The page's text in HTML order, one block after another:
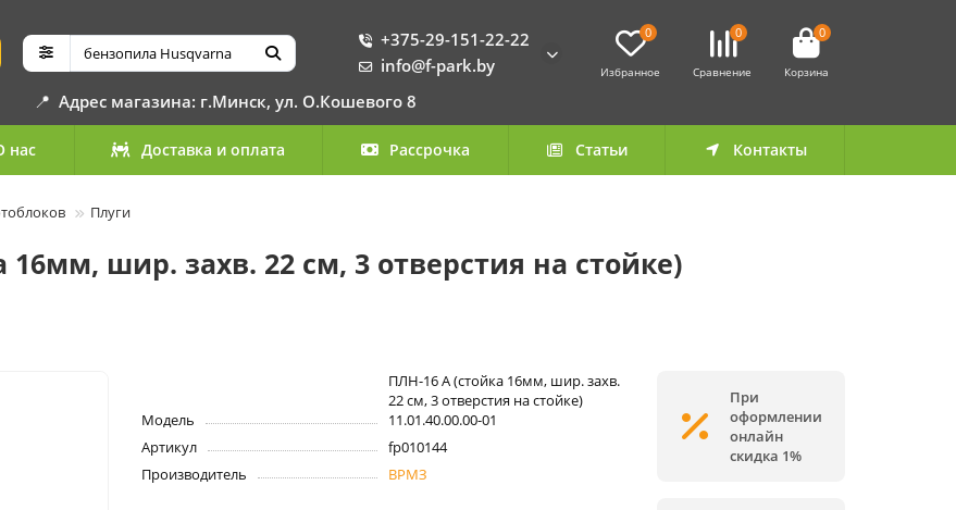
+375-29-151-22-22
info@f-park.by
0
Избранное
0
Сравнение
0
Корзина
📍 Адрес магазина: г.Минск, ул. О.Кошевого 8
нас Доставка и оплата Рассрочка Статьи Контакты
Плуги
шир. захв. 22 см, 3 отверстия на стойке)
Модель
ПЛН-16 А (стойка 16мм, шир. захв.
22 см, 3 отверстия на стойке)
11.01.40.00.00-01
Артикул
fp010144
Производитель
ВРМЗ
При
оформлении
онлайн
скидка 1%